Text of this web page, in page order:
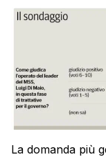
La domanda più